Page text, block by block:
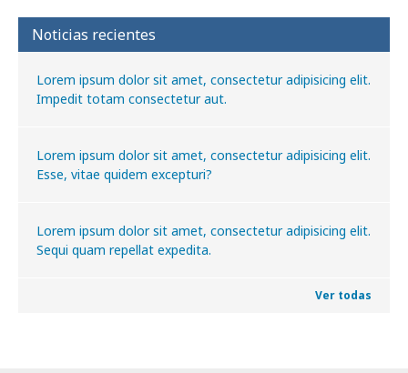
Noticias recientes
Lorem ipsum dolor sit amet, consectetur adipisicing elit.
Impedit totam consectetur aut.
Lorem ipsum dolor sit amet, consectetur adipisicing elit.
Esse, vitae quidem excepturi?
Lorem ipsum dolor sit amet, consectetur adipisicing elit.
Sequi quam repellat expedita.
Ver todas